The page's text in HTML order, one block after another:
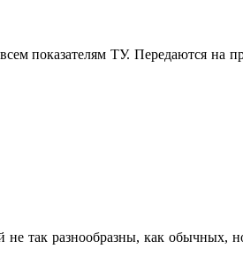
показателям ТУ. Передаются на
так разнообразны, как обычных,